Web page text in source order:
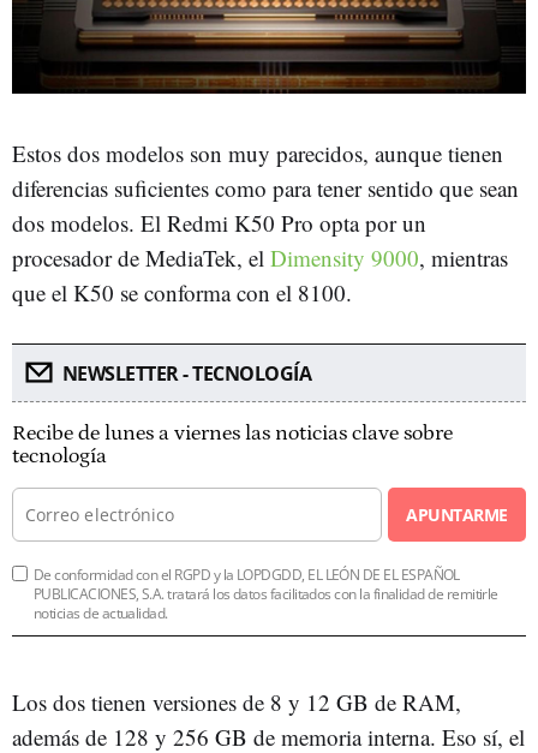
Estos dos modelos son muy parecidos, aunque tienen
diferencias suficientes como para tener sentido que sean
dos modelos. El Redmi K50 Pro opta por un
procesador de MediaTek, el Dimensity 9000, mientras
que el K50 se conforma con el 8100.
NEWSLETTER - TECNOLOGÍA
Recibe de lunes a viernes las noticias clave sobre
tecnología
APUNTARME
De conformidad con el RGPD y la LOPDGDD, EL LEÓN DE EL ESPAÑOL
PUBLICACIONES, S.A. tratará los datos facilitados con la finalidad de remitirle
noticias de actualidad.
Los dos tienen versiones de 8 y 12 GB de RAM,
además de 128 y 256 GB de memoria interna. Eso sí, el